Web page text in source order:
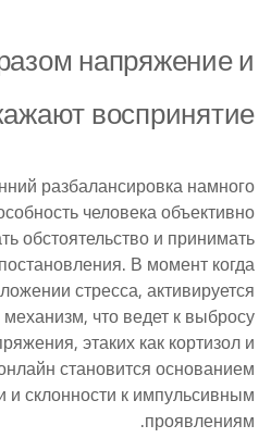
напряжение и
воспринятие
разбалансировка намного
человека объективно
обстоятельство и принимать
В момент когда
стресса, активируется
что ведет к выбросу
этаких как кортизол и
становится основанием
и склонности к импульсивным
проявлениям.